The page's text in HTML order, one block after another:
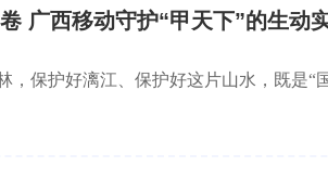
广西移动守护“甲天下”的生动
，保护好漓江、保护好这片山水，既